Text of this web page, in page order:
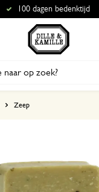
100 dagen bedenktijd
Zeep
2